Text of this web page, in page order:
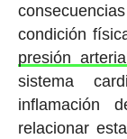
condición
presión
sistema
inflamación
relacionar